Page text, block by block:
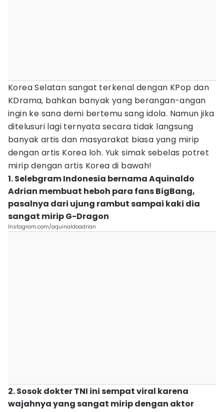
Korea Selatan sangat terkenal dengan KPop dan
KDrama, bahkan banyak yang berangan-angan
ingin ke sana demi bertemu sang idola. Namun jika
ditelusuri lagi ternyata secara tidak langsung
banyak artis dan masyarakat biasa yang mirip
dengan artis Korea loh. Yuk simak sebelas potret
mirip dengan artis Korea di bawah!
1. Selebgram Indonesia bernama Aquinaldo
Adrian membuat heboh para fans BigBang,
pasalnya dari ujung rambut sampai kaki dia
sangat mirip G-Dragon
Instagram.com/aquinaldoadrian
2. Sosok dokter TNI ini sempat viral karena
wajahnya yang sangat mirip dengan aktor